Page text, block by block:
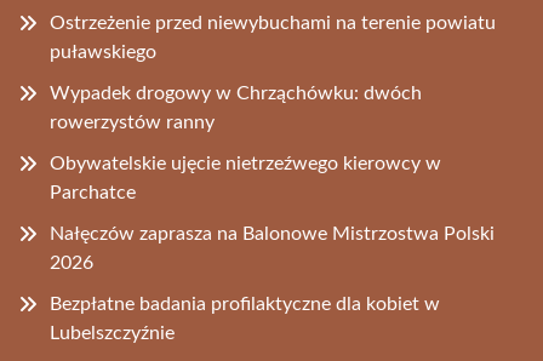
Ostrzeżenie przed niewybuchami na terenie powiatu
puławskiego
Wypadek drogowy w Chrząchówku: dwóch
rowerzystów ranny
Obywatelskie ujęcie nietrzeźwego kierowcy w
Parchatce
Nałęczów zaprasza na Balonowe Mistrzostwa Polski
2026
Bezpłatne badania profilaktyczne dla kobiet w
Lubelszczyźnie